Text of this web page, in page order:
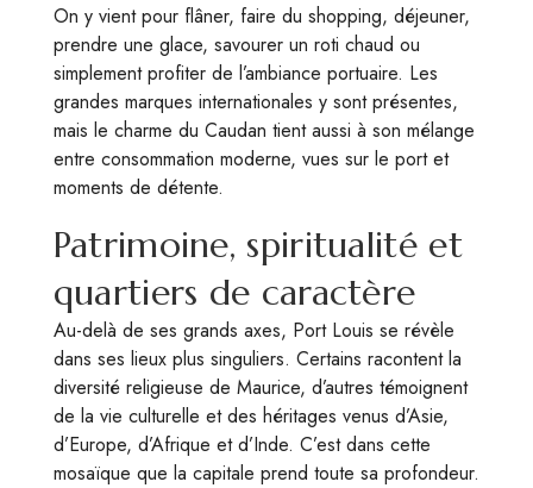
On y vient pour flâner, faire du shopping, déjeuner,
prendre une glace, savourer un roti chaud ou
simplement profiter de l’ambiance portuaire. Les
grandes marques internationales y sont présentes,
mais le charme du Caudan tient aussi à son mélange
entre consommation moderne, vues sur le port et
moments de détente.
Patrimoine, spiritualité et
quartiers de caractère
Au-delà de ses grands axes, Port Louis se révèle
dans ses lieux plus singuliers. Certains racontent la
diversité religieuse de Maurice, d’autres témoignent
de la vie culturelle et des héritages venus d’Asie,
d’Europe, d’Afrique et d’Inde. C’est dans cette
mosaïque que la capitale prend toute sa profondeur.